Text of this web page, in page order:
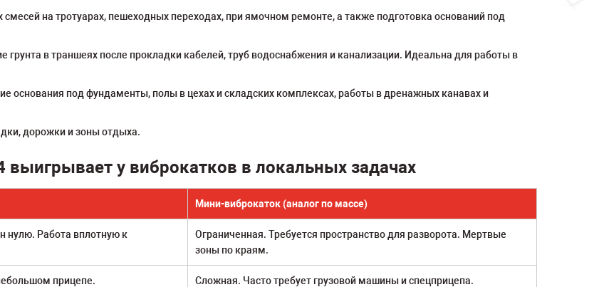
на тротуарах, пешеходных переходах, при ямочном ремонте, а также подготовка оснований под
грунта в траншеях после прокладки кабелей, труб водоснабжения и канализации. Идеальна для работы в
основания под фундаменты, полы в цехах и складских комплексах, работы в дренажных канавах и
дорожки и зоны отдыха.
у виброкатков в локальных задачах
Мини-виброкаток (аналог по массе)
нулю. Работа вплотную к
Ограниченная. Требуется пространство для разворота. Мертвые
зоны по краям.
прицепе. Сложная. Часто требует грузовой машины и спецприцепа.